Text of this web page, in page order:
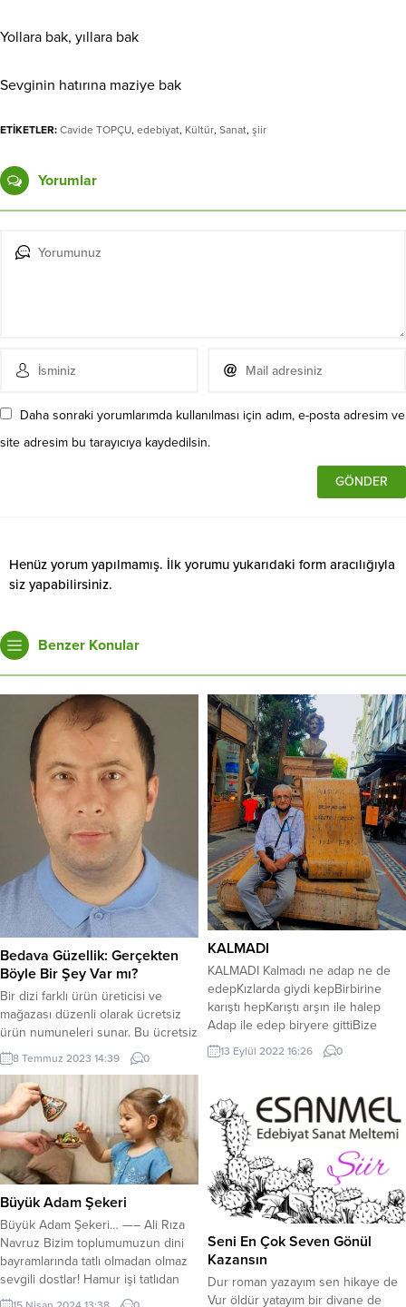
Yollara bak, yıllara bak
Sevginin hatırına maziye bak
ETİKETLER: Cavide TOPÇU, edebiyat, Kültür, Sanat, şiir
Yorumlar
Daha sonraki yorumlarımda kullanılması için adım, e-posta adresim ve
site adresim bu tarayıcıya kaydedilsin.
Henüz yorum yapılmamış. İlk yorumu yukarıdaki form aracılığıyla
siz yapabilirsiniz.
Benzer Konular
Bedava Güzellik: Gerçekten
Böyle Bir Şey Var mı?
Bir dizi farklı ürün üreticisi ve
mağazası düzenli olarak ücretsiz
ürün numuneleri sunar. Bu ücretsiz
örneklere genellikle ücretsiz
örnekler de denir. Freebies, tüm
farklı boyut, şekil ve stillerde gelir
ve bir dizi farklı ürünü içerme
eğilimindedir. Muhtemelen tıpkı
sizin gibi bedava şeyleri yeni
öğrenenler, bedava güzellik
hediyeleri almanın gerçekten
mümkün...
8 Temmuz 2023 14:39 0
KALMADI
KALMADI Kalmadı ne adap ne de
edepKızlarda giydi kepBirbirine
karıştı hepKarıştı arşın ile halep
Adap ile edep biryere gittiBize
bıraktı yüzsüz kardeşiniAdapsızlık
ve edepsizlik aldı yeriniYüzsüzlük
tek dişiİnsanlığı yedi bitirdiÇekmedi
kırılan eliniSevdi medeniyet
terbiyesizliği Ne küçük büyüğünü
tanıyorNede büyük küçüğünü
tanıyorMedeniyet herkesi
tırmalıyorSevgililer yolda bir...
13 Eylül 2022 16:26 0
Büyük Adam Şekeri
Büyük Adam Şekeri… —– Ali Rıza
Navruz Bizim toplumumuzun dini
bayramlarında tatlı olmadan olmaz
sevgili dostlar! Hamur işi tatlıdan
olmasa da şeker denen tatlı
Seni En Çok Seven Gönül
Kazansın
Dur roman yazayım sen hikaye de
Vur öldür yatayım bir divane de